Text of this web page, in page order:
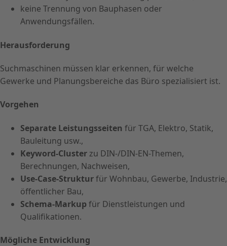
keine Trennung von Bauphasen oder
Anwendungsfällen.
Herausforderung
Suchmaschinen müssen klar erkennen, für welche
Gewerke und Planungsbereiche das Büro spezialisiert ist.
Vorgehen
Separate Leistungsseiten für TGA, Elektro, Statik,
Bauleitung usw.,
Keyword-Clusterzu DIN-/DIN-EN-Themen,
Berechnungen, Nachweisen,
Use-Case-Strukturfür Wohnbau, Gewerbe, Industrie,
öffentlicher Bau,
Schema-Markupfür Dienstleistungen und
Qualifikationen.
Mögliche Entwicklung